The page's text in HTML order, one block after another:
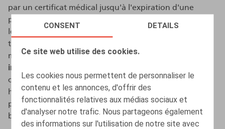
CONSENT DETAILS
Ce site web utilise des cookies.
Les cookies nous permettent de personnaliser le
contenu et les annonces, d'offrir des
fonctionnalités relatives aux médias sociaux et
d'analyser notre trafic. Nous partageons également
des informations sur l'utilisation de notre site avec
par un certificat médical jusqu'à l'expiration d'une
période de deux mois. En outre, la modification
législative ajoute "l'absence dans le cadre d’un
traitement de l’infertilité ou d’une procréation
médicalement assistée" commemotif de discrimination
interdit
contre la discrimination entre les femmes et les
hommes), ce qui signifie que les mesures négatives
peuvent également être sanctionnées d’une indemnité
brute de 6 mois de rémunération sur cette base.